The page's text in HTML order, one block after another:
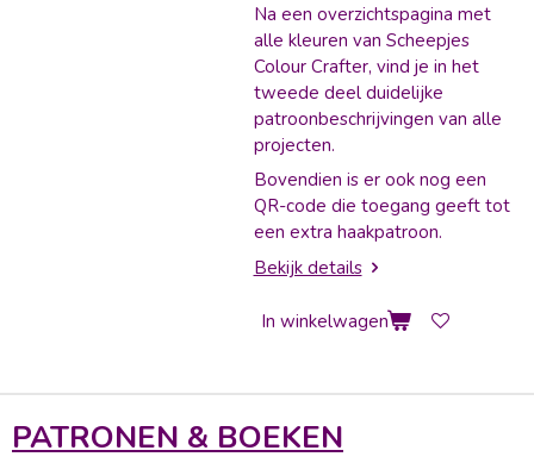
Na een overzichtspagina met
alle kleuren van Scheepjes
Colour Crafter, vind je in het
tweede deel duidelijke
patroonbeschrijvingen van alle
projecten.
Bovendien is er ook nog een
QR-code die toegang geeft tot
een extra haakpatroon.
Bekijk details
In winkelwagen
PATRONEN & BOEKEN